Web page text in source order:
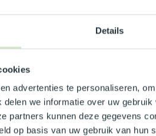
Details
advertenties te personaliseren,
we informatie over uw
partners kunnen deze gegevens
op basis van uw gebruik van hun
op momenten dat het vereist is.
maximaal maar het geluid